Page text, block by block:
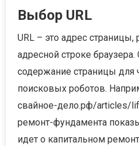
Выбор URL
URL – это адрес
адресной строке
содержание страницы для
поисковых роботов.
свайное-дело.рф/articles/
ремонт-фундамента
идет о капитальном